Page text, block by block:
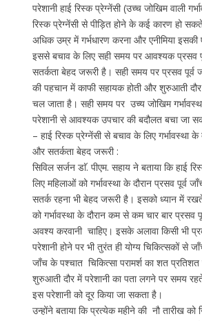
परेशानी हाई रिस्क प्रेग्नेंसी (उच्च जोखिम वाली
रिस्क प्रेग्नेंसी से पीड़ित होने के कई कारण हो
अधिक उम्र में गर्भधारण करना और एनीमिया
इससे बचाव के लिए सही समय पर आवश्यक प्रसव
सतर्कता बेहद जरूरी है। सही समय पर प्रसव पूर्व
की पहचान में काफी सहायक होती और शुरुआती दौर
चल जाता है। सही समय पर उच्य जोखिम
परेशानी से आवश्यक उपचार की बदौलत बचा जा
– हाई रिस्क प्रेग्नेंसी से बचाव के लिए गर्भावस्था के
और सतर्कता बेहद जरूरी :
सिविल सर्जन डाॅ. पीएम. सहाय ने बताया कि हाई
लिए महिलाओं को गर्भावस्था के दौरान प्रसव पूर्व
सतर्क रहना भी बेहद जरूरी है। इसको ध्यान में रखते
को गर्भावस्था के दौरान कम से कम चार बार प्रसव
अवश्य करवानी चाहिए। इसके अलावा किसी भी
परेशानी होने पर भी तुरंत ही योग्य चिकित्सकों से
जाँच के पश्चात चिकित्सा परामर्श का शत प्रतिशत
शुरुआती दौर में परेशानी का पता लगने पर समय
इस परेशानी को दूर किया जा सकता है।
उन्होंने बताया कि प्रत्येक महीने की नौ तारीख को